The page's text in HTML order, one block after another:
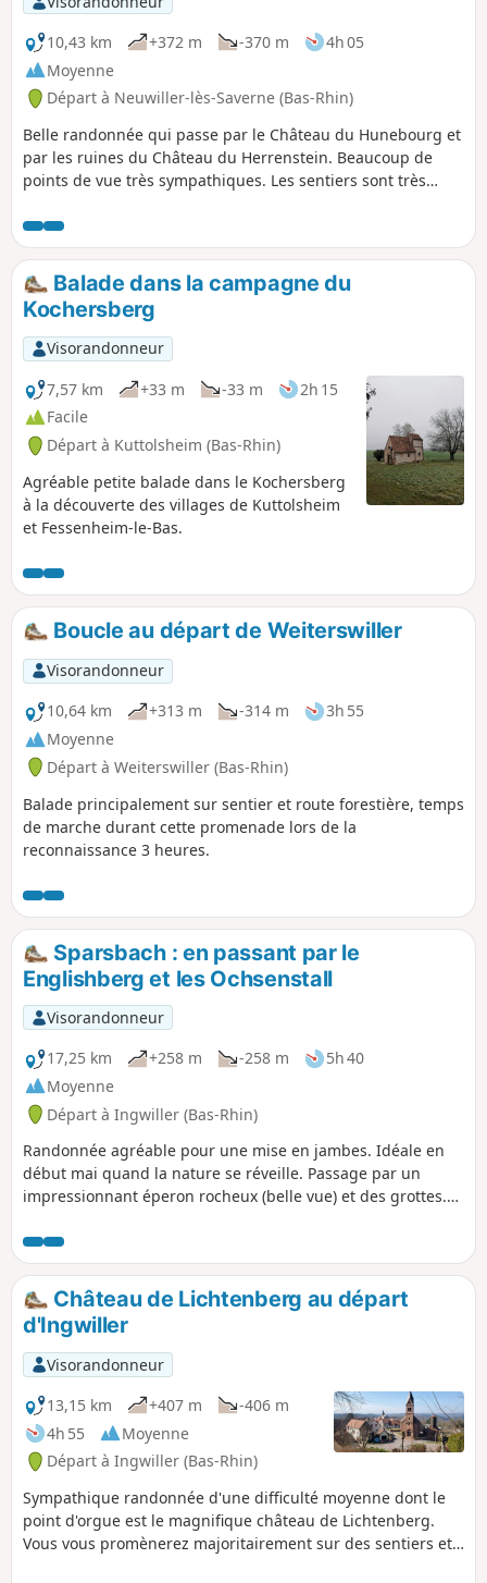
10,43 km
+372 m -370 m
4h 05
Moyenne
Départ à Neuwiller-lès-Saverne (Bas-Rhin)
Belle randonnée qui passe par le Château du Hunebourg et
par les ruines du Château du Herrenstein. Beaucoup de
points de vue très sympathiques. Les sentiers sont très
Balade dans la campagne du
Kochersberg
Visorandonneur
7,57 km
+33 m -33 m
2h 15
Facile
Départ à Kuttolsheim (Bas-Rhin)
Agréable petite balade dans le Kochersberg
à la découverte des villages de Kuttolsheim
et Fessenheim-le-Bas.
Boucle au départ de Weiterswiller
Visorandonneur
10,64 km
+313 m -314 m
3h 55
Moyenne
Départ à Weiterswiller (Bas-Rhin)
Balade principalement sur sentier et route forestière, temps
de marche durant cette promenade lors de la
reconnaissance 3 heures.
Sparsbach : en passant par le
Englishberg et les Ochsenstall
Visorandonneur
17,25 km
+258 m -258 m
5h 40
Moyenne
Départ à Ingwiller (Bas-Rhin)
Randonnée agréable pour une mise en jambes. Idéale en
début mai quand la nature se réveille. Passage par un
impressionnant éperon rocheux (belle vue) et des grottes.
une rivière sur la dernière partie du trajet. Egalement
agréable en plein été. (mis à jour mai 2020)
Château de Lichtenberg au départ
d'Ingwiller
Visorandonneur
13,15 km
+407 m
-406 m
4h 55
Moyenne
Départ à Ingwiller (Bas-Rhin)
Sympathique randonnée d'une difficulté moyenne dont le
point d'orgue est le magnifique château de Lichtenberg.
Vous vous promènerez majoritairement sur des sentiers et